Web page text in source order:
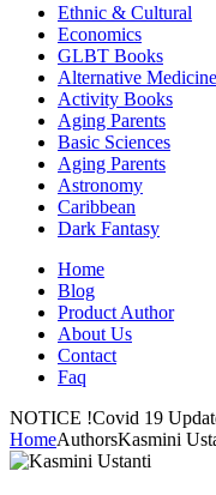
Ethnic & Cultural
Economics
GLBT Books
Alternative Medicine
Activity Books
Aging Parents
Basic Sciences
Aging Parents
Astronomy
Caribbean
Dark Fantasy
Home
Blog
Product Author
About Us
Contact
Faq
NOTICE !Covid 19
HomeAuthorsKasmini